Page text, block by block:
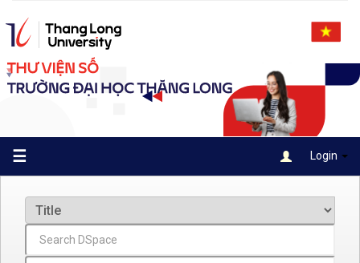
navigation
☰ Login